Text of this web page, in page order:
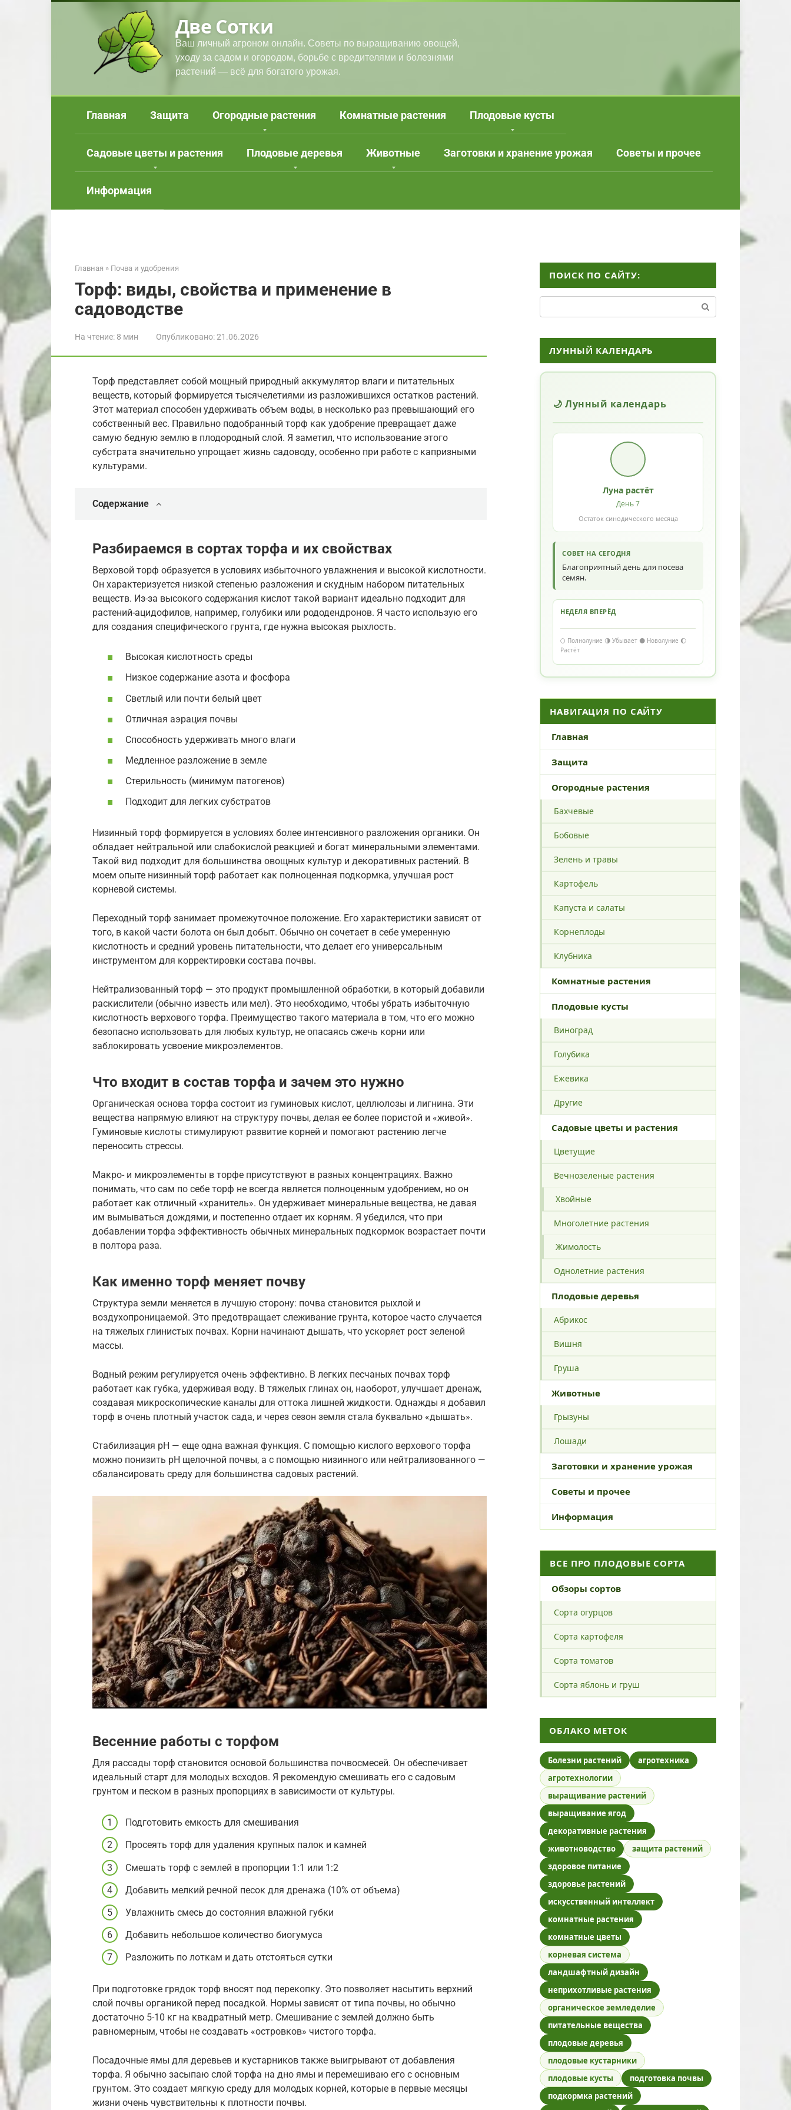
Две Сотки
Ваш личный агроном онлайн. Советы по выращиванию овощей,
уходу за садом и огородом, борьбе с вредителями и болезнями
растений — всё для богатого урожая.
Главная Защита Огородные растения Комнатные растения Плодовые кусты
Садовые цветы и растения Плодовые деревья Животные Заготовки и хранение урожая Советы и прочее
Информация
Главная » Почва и удобрения
Торф: виды, свойства и применение в
садоводстве
На чтение: 8 мин Опубликовано:21.06.2026
Торф представляет собой мощный природный аккумулятор влаги и питательных
веществ, который формируется тысячелетиями из разложившихся остатков растений.
Этот материал способен удерживать объем воды, в несколько раз превышающий его
собственный вес. Правильно подобранный торф как удобрение превращает даже
самую бедную землю в плодородный слой. Я заметил, что использование этого
субстрата значительно упрощает жизнь садоводу, особенно при работе с капризными
культурами.
Содержание
Разбираемся в сортах торфа и их свойствах
Верховой торф образуется в условиях избыточного увлажнения и высокой кислотности.
Он характеризуется низкой степенью разложения и скудным набором питательных
веществ. Из-за высокого содержания кислот такой вариант идеально подходит для
растений-ацидофилов, например, голубики или рододендронов. Я часто использую его
для создания специфического грунта, где нужна высокая рыхлость.
Высокая кислотность среды
Низкое содержание азота и фосфора
Светлый или почти белый цвет
Отличная аэрация почвы
Способность удерживать много влаги
Медленное разложение в земле
Стерильность (минимум патогенов)
Подходит для легких субстратов
Низинный торф формируется в условиях более интенсивного разложения органики. Он
обладает нейтральной или слабокислой реакцией и богат минеральными элементами.
Такой вид подходит для большинства овощных культур и декоративных растений. В
моем опыте низинный торф работает как полноценная подкормка, улучшая рост
корневой системы.
Переходный торф занимает промежуточное положение. Его характеристики зависят от
того, в какой части болота он был добыт. Обычно он сочетает в себе умеренную
кислотность и средний уровень питательности, что делает его универсальным
инструментом для корректировки состава почвы.
Нейтрализованный торф — это продукт промышленной обработки, в который добавили
раскислители (обычно известь или мел). Это необходимо, чтобы убрать избыточную
кислотность верхового торфа. Преимущество такого материала в том, что его можно
безопасно использовать для любых культур, не опасаясь сжечь корни или
заблокировать усвоение микроэлементов.
Что входит в состав торфа и зачем это нужно
Органическая основа торфа состоит из гуминовых кислот, целлюлозы и лигнина. Эти
вещества напрямую влияют на структуру почвы, делая ее более пористой и «живой».
Гуминовые кислоты стимулируют развитие корней и помогают растению легче
переносить стрессы.
Макро- и микроэлементы в торфе присутствуют в разных концентрациях. Важно
понимать, что сам по себе торф не всегда является полноценным удобрением, но он
работает как отличный «хранитель». Он удерживает минеральные вещества, не давая
им вымываться дождями, и постепенно отдает их корням. Я убедился, что при
добавлении торфа эффективность обычных минеральных подкормок возрастает почти
в полтора раза.
Как именно торф меняет почву
Структура земли меняется в лучшую сторону: почва становится рыхлой и
воздухопроницаемой. Это предотвращает слеживание грунта, которое часто случается
на тяжелых глинистых почвах. Корни начинают дышать, что ускоряет рост зеленой
массы.
Водный режим регулируется очень эффективно. В легких песчаных почвах торф
работает как губка, удерживая воду. В тяжелых глинах он, наоборот, улучшает дренаж,
создавая микроскопические каналы для оттока лишней жидкости. Однажды я добавил
торф в очень плотный участок сада, и через сезон земля стала буквально «дышать».
Стабилизация pH — еще одна важная функция. С помощью кислого верхового торфа
можно понизить pH щелочной почвы, а с помощью низинного или нейтрализованного —
сбалансировать среду для большинства садовых растений.
Весенние работы с торфом
Для рассады торф становится основой большинства почвосмесей. Он обеспечивает
идеальный старт для молодых всходов. Я рекомендую смешивать его с садовым
грунтом и песком в разных пропорциях в зависимости от культуры.
Подготовить емкость для смешивания
Просеять торф для удаления крупных палок и камней
Смешать торф с землей в пропорции 1:1 или 1:2
Добавить мелкий речной песок для дренажа (10% от объема)
Увлажнить смесь до состояния влажной губки
Добавить небольшое количество биогумуса
Разложить по лоткам и дать отстояться сутки
При подготовке грядок торф вносят под перекопку. Это позволяет насытить верхний
слой почвы органикой перед посадкой. Нормы зависят от типа почвы, но обычно
достаточно 5-10 кг на квадратный метр. Смешивание с землей должно быть
равномерным, чтобы не создавать «островков» чистого торфа.
Посадочные ямы для деревьев и кустарников также выигрывают от добавления
торфа. Я обычно засыпаю слой торфа на дно ямы и перемешиваю его с основным
грунтом. Это создает мягкую среду для молодых корней, которые в первые месяцы
жизни очень чувствительны к плотности почвы.
ПОИСК ПО САЙТУ:
ЛУННЫЙ КАЛЕНДАРЬ
🌙 Лунный календарь
Луна растёт
День 7
Остаток синодического месяца
СОВЕТ НА СЕГОДНЯ
Благоприятный день для посева
семян.
НЕДЕЛЯ ВПЕРЁД
🌕 Полнолуние 🌗 Убывает 🌑 Новолуние 🌔
Растёт
НАВИГАЦИЯ ПО САЙТУ
Главная
Защита
Огородные растения
Бахчевые
Бобовые
Зелень и травы
Картофель
Капуста и салаты
Корнеплоды
Клубника
Комнатные растения
Плодовые кусты
Виноград
Голубика
Ежевика
Другие
Садовые цветы и растения
Цветущие
Вечнозеленые растения
Хвойные
Многолетние растения
Жимолость
Однолетние растения
Плодовые деревья
Абрикос
Вишня
Груша
Животные
Грызуны
Лошади
Заготовки и хранение урожая
Советы и прочее
Информация
ВСЕ ПРО ПЛОДОВЫЕ СОРТА
Обзоры сортов
Сорта огурцов
Сорта картофеля
Сорта томатов
Сорта яблонь и груш
ОБЛАКО МЕТОК
Болезни растений
агротехника
агротехнологии
выращивание растений
выращивание ягод
декоративные растения
животноводство
защита растений
здоровое питание
здоровье растений
искусственный интеллект
комнатные растения
комнатные цветы
корневая система
ландшафтный дизайн
неприхотливые растения
органическое земледелие
питательные вещества
плодовые деревья
плодовые кустарники
плодовые кусты
подготовка почвы
подкормка растений